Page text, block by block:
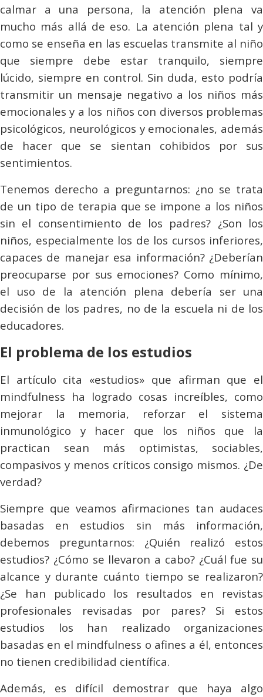
calmar a una persona, la atención plena va
mucho más allá de eso. La atención plena tal y
como se enseña en las escuelas transmite al niño
que siempre debe estar tranquilo, siempre
lúcido, siempre en control. Sin duda, esto podría
transmitir un mensaje negativo a los niños más
emocionales y a los niños con diversos problemas
psicológicos, neurológicos y emocionales, además
de hacer que se sientan cohibidos por sus
sentimientos.
Tenemos derecho a preguntarnos: ¿no se trata
de un tipo de terapia que se impone a los niños
sin el consentimiento de los padres? ¿Son los
niños, especialmente los de los cursos inferiores,
capaces de manejar esa información? ¿Deberían
preocuparse por sus emociones? Como mínimo,
el uso de la atención plena debería ser una
decisión de los padres, no de la escuela ni de los
educadores.
El problema de los estudios
El artículo cita «estudios» que afirman que el
mindfulness ha logrado cosas increíbles, como
mejorar la memoria, reforzar el sistema
inmunológico y hacer que los niños que la
practican sean más optimistas, sociables,
compasivos y menos críticos consigo mismos. ¿De
verdad?
Siempre que veamos afirmaciones tan audaces
basadas en estudios sin más información,
debemos preguntarnos: ¿Quién realizó estos
estudios? ¿Cómo se llevaron a cabo? ¿Cuál fue su
alcance y durante cuánto tiempo se realizaron?
¿Se han publicado los resultados en revistas
profesionales revisadas por pares? Si estos
estudios los han realizado organizaciones
basadas en el mindfulness o afines a él, entonces
no tienen credibilidad científica.
Además, es difícil demostrar que haya algo